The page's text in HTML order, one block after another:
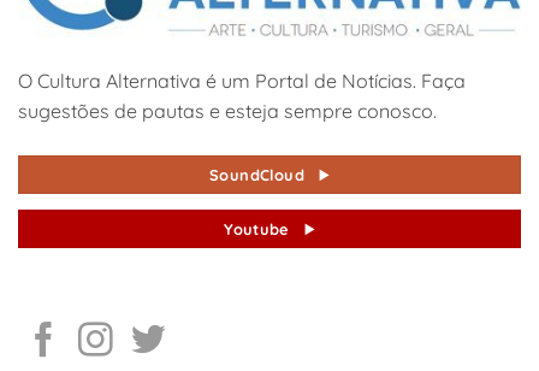
O Cultura Alternativa é um Portal de Notícias. Faça
sugestões de pautas e esteja sempre conosco.
SoundCloud
Youtube